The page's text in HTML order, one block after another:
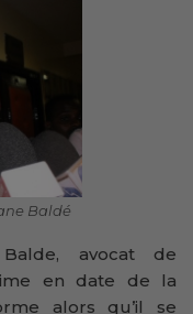
Baldé
avocat de
en date de la
alors qu’il se